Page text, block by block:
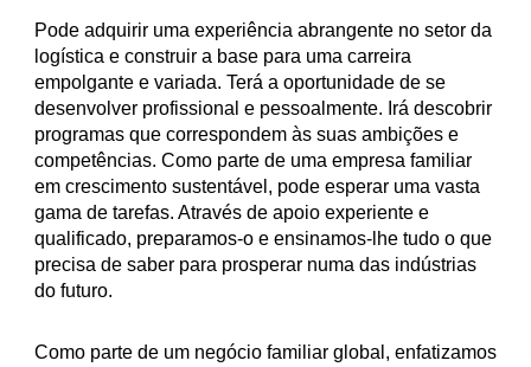
Pode adquirir uma experiência abrangente no setor da
logística e construir a base para uma carreira
empolgante e variada. Terá a oportunidade de se
desenvolver profissional e pessoalmente. Irá descobrir
programas que correspondem às suas ambições e
competências. Como parte de uma empresa familiar
em crescimento sustentável, pode esperar uma vasta
gama de tarefas. Através de apoio experiente e
qualificado, preparamos-o e ensinamos-lhe tudo o que
precisa de saber para prosperar numa das indústrias
do futuro.
Como parte de um negócio familiar global, enfatizamos